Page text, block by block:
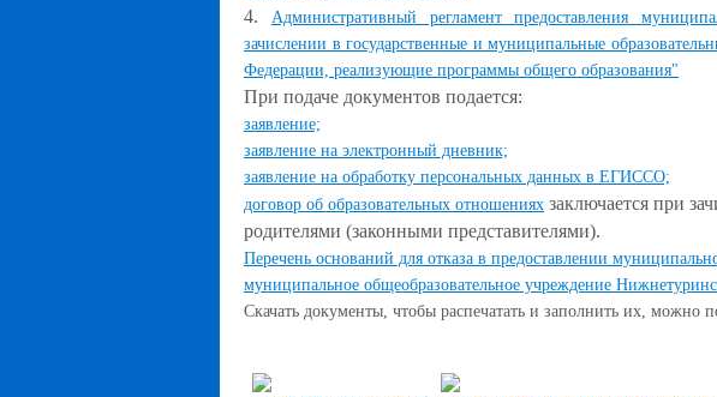
4. Административный регламент предоставления
зачислении в государственные и муниципальные
Федерации, реализующие программы общего образования"
При подаче документов подается:
заявление;
заявление на электронный дневник;
заявление на обработку персональных данных в ЕГИССО;
договор об образовательных отношениях заключается при
родителями (законными представителями).
Перечень оснований для отказа в предоставлении
муниципальное общеобразовательное учреждение
Скачать документы, чтобы распечатать и заполнить их, можно